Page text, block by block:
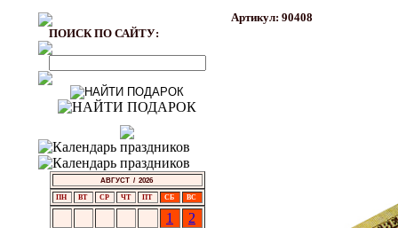
ПОИСК ПО САЙТУ:
АВГУСТ / 2026
ПН ВТ СР ЧТ ПТ СБ ВС
1
2
Артикул: 90408